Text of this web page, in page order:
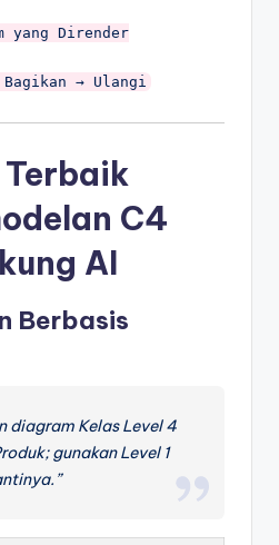
yang Dirender
C4
AI
Berbasis
diagram Kelas Level 4
gunakan Level 1